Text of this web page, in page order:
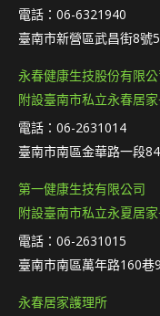
電話：06-6321940
臺南市新營區武昌街8號
永春健康生技股份有限
附設臺南市私立永春居
電話：06-2631014
臺南市南區金華路一段
第一健康生技有限公司
附設臺南市私立永夏居
電話：06-2631015
臺南市南區萬年路160巷
永春居家護理所